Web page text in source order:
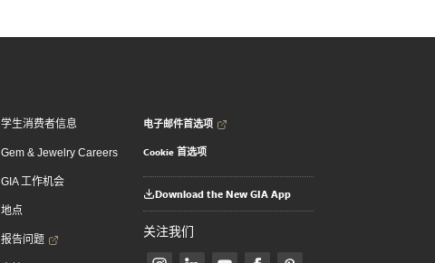
学生消费者信息
Gem & Jewelry Careers
GIA 工作机会
地点
报告问题
电子邮件首选项
Cookie 首选项
Download the New GIA App
关注我们